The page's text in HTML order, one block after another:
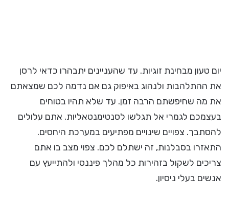
יום טעון מבחינת זוגיות. עד שהעניינים יתבהרו כדאי לרסן
את ההתלהבות ולנהוג באיפוק גם אם נדמה לכם שמצאתם
את מה שחיפשתם הרבה זמן. עד שלא תהיו בטוחים
בעצמכם לגמרי אל תגלשו לסנטימנטאליות. אתם עלולים
להסתבך. צפויים שינויים מפתיעים במערכת היחסים.
התאזרו בסבלנות, זה ישתלם לכם. צפוי מצב בו אתם
צריכים לשקול בזהירות כל מהלך פיננסי ולהתייעץ עם
אנשים בעלי ניסיון.